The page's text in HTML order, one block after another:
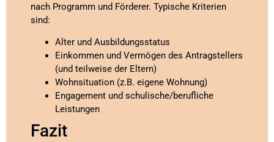
nach Programm und Förderer. Typische Kriterien
sind:
Alter und Ausbildungsstatus
Einkommen und Vermögen des Antragstellers
(und teilweise der Eltern)
Wohnsituation (z.B. eigene Wohnung)
Engagement und schulische/berufliche
Leistungen
Fazit